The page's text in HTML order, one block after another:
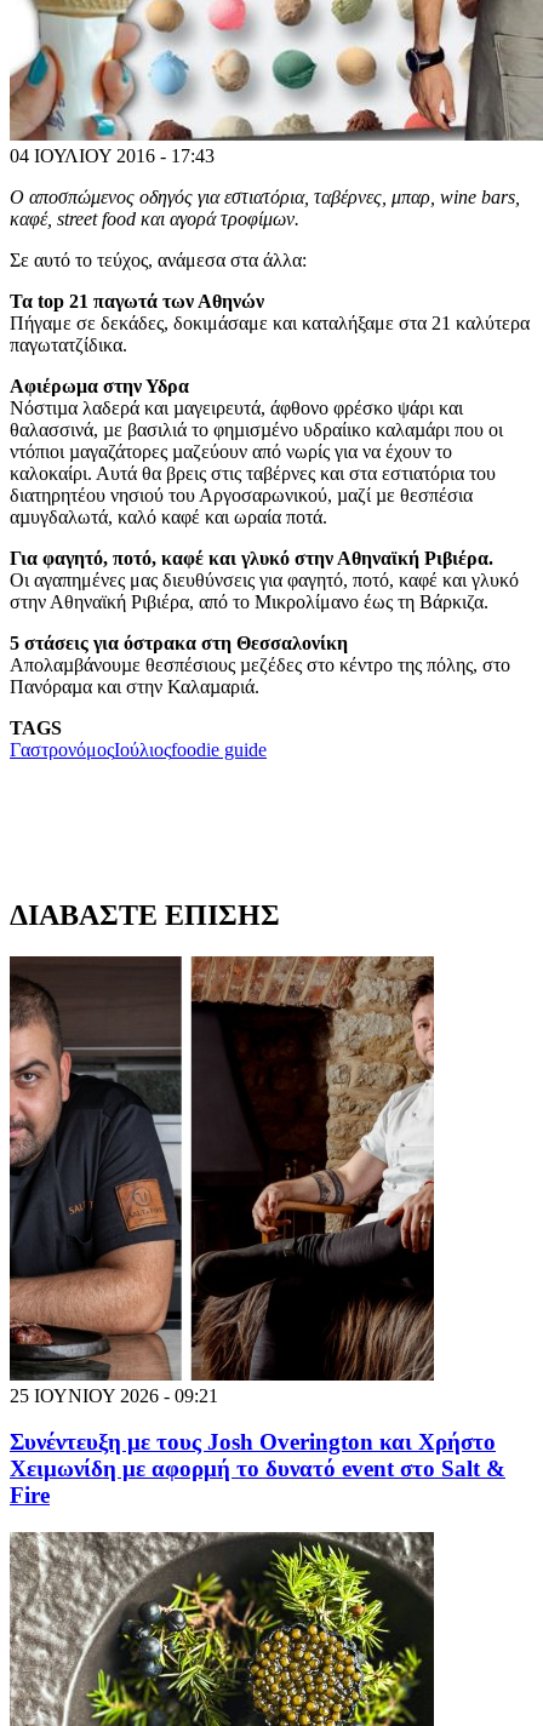
04 ΙΟΥΛΙΟΥ 2016 - 17:43
Ο αποσπώμενος οδηγός για εστιατόρια, ταβέρνες, μπαρ, wine bars,
καφέ, street food και αγορά τροφίμων.
Σε αυτό το τεύχος, ανάμεσα στα άλλα:
Τα top 21 παγωτά των Αθηνών
Πήγαμε σε δεκάδες, δοκιμάσαμε και καταλήξαμε στα 21 καλύτερα
παγωτατζίδικα.
Αφιέρωμα στην Υδρα
Νόστιµα λαδερά και µαγειρευτά, άφθονο φρέσκο ψάρι και
θαλασσινά, µε βασιλιά το φηµισµένο υδραίικο καλαµάρι που οι
ντόπιοι µαγαζάτορες µαζεύουν από νωρίς για να έχουν το
καλοκαίρι. Αυτά θα βρεις στις ταβέρνες και στα εστιατόρια του
διατηρητέου νησιού του Αργοσαρωνικού, µαζί µε θεσπέσια
αµυγδαλωτά, καλό καφέ και ωραία ποτά.
Για φαγητό, ποτό, καφέ και γλυκό στην Αθηναϊκή Ριβιέρα.
Οι αγαπημένες μας διευθύνσεις για φαγητό, ποτό, καφέ και γλυκό
στην Αθηναϊκή Ριβιέρα, από το Μικρολίμανο έως τη Βάρκιζα.
5 στάσεις για όστρακα στη Θεσσαλονίκη
Απολαµβάνουµε θεσπέσιους µεζέδες στο κέντρο της πόλης, στο
Πανόραµα και στην Καλαµαριά.
TAGS
ΓαστρονόμοςΙούλιοςfoodie guide
ΔΙΑΒΑΣΤΕ ΕΠΙΣΗΣ
25 ΙΟΥΝΙΟΥ 2026 - 09:21
Συνέντευξη με τους Josh Overington και Χρήστο
Χειμωνίδη με αφορμή το δυνατό event στο Salt &
Fire